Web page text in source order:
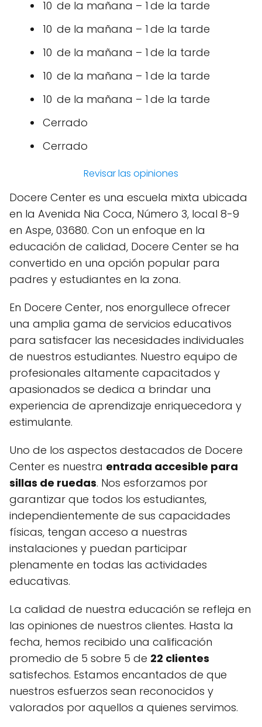
10 de la mañana – 1 de la tarde
10 de la mañana – 1 de la tarde
10 de la mañana – 1 de la tarde
10 de la mañana – 1 de la tarde
10 de la mañana – 1 de la tarde
Cerrado
Cerrado
Revisar las opiniones
Docere Center es una escuela mixta ubicada
en la Avenida Nia Coca, Número 3, local 8-9
en Aspe, 03680. Con un enfoque en la
educación de calidad, Docere Center se ha
convertido en una opción popular para
padres y estudiantes en la zona.
En Docere Center, nos enorgullece ofrecer
una amplia gama de servicios educativos
para satisfacer las necesidades individuales
de nuestros estudiantes. Nuestro equipo de
profesionales altamente capacitados y
apasionados se dedica a brindar una
experiencia de aprendizaje enriquecedora y
estimulante.
Uno de los aspectos destacados de Docere
Center es nuestra entrada accesible para
sillas de ruedas. Nos esforzamos por
garantizar que todos los estudiantes,
independientemente de sus capacidades
físicas, tengan acceso a nuestras
instalaciones y puedan participar
plenamente en todas las actividades
educativas.
La calidad de nuestra educación se refleja en
las opiniones de nuestros clientes. Hasta la
fecha, hemos recibido una calificación
promedio de 5 sobre 5 de 22 clientes
satisfechos. Estamos encantados de que
nuestros esfuerzos sean reconocidos y
valorados por aquellos a quienes servimos.